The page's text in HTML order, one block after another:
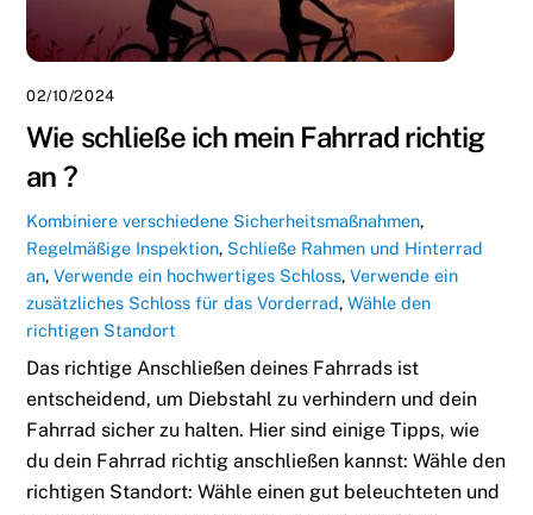
02/10/2024
Wie schließe ich mein Fahrrad richtig
an ?
Kombiniere verschiedene Sicherheitsmaßnahmen,
Regelmäßige Inspektion, Schließe Rahmen und Hinterrad
an,Verwende ein hochwertiges Schloss,Verwende ein
zusätzliches Schloss für das Vorderrad,Wähle den
richtigen Standort
Das richtige Anschließen deines Fahrrads ist
entscheidend, um Diebstahl zu verhindern und dein
Fahrrad sicher zu halten. Hier sind einige Tipps, wie
du dein Fahrrad richtig anschließen kannst: Wähle den
richtigen Standort: Wähle einen gut beleuchteten und